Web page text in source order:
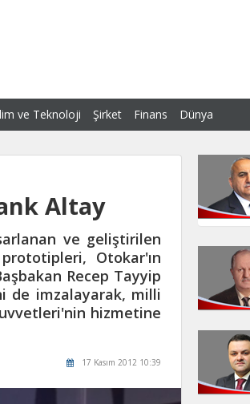
ve Teknoloji Şirket Finans Dünya
Altay
ve geliştirilen
Otokar'ın
Recep Tayyip
de imzalayarak, milli
hizmetine
17 Kasım 2012 10:39